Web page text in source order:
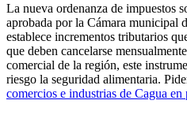
La nueva ordenanza de impuestos
aprobada por la Cámara municipal
establece incrementos tributarios
que deben cancelarse
comercial de la región, este
riesgo la seguridad alimentaria.
comercios e industrias de Cagua